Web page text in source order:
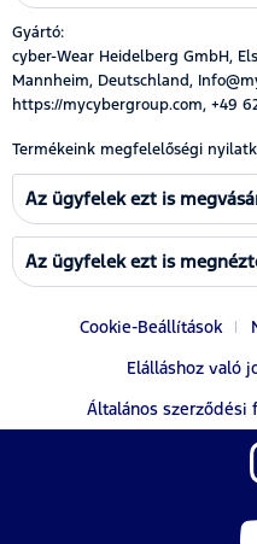
Gyártó:
cyber-Wear Heidelberg GmbH,
Mannheim, Deutschland,
https://mycybergroup.com, +49
Termékeink megfelelőségi
Az ügyfelek ezt is
Az ügyfelek ezt is
Cookie-Beállítások
Elálláshoz való
Általános szerződési